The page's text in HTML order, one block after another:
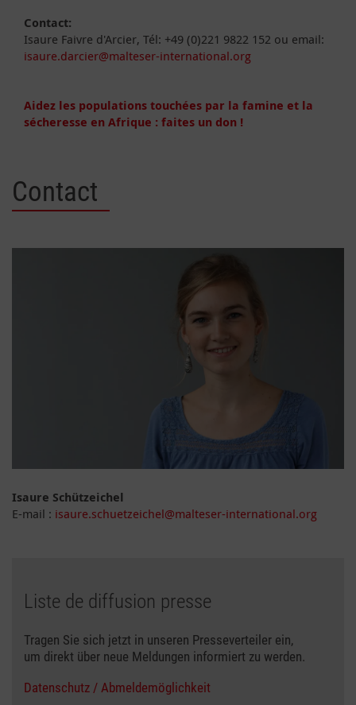
Contact:
Isaure Faivre d'Arcier, Tél: +49 (0)221 9822 152 ou email:
isaure.darcier@malteser-international.org
Aidez les populations touchées par la famine et la
sécheresse en Afrique : faites un don !
Contact
Isaure Schützeichel
E-mail : isaure.schuetzeichel@malteser-international.org
Liste de diffusion presse
Tragen Sie sich jetzt in unseren Presseverteiler ein,
um direkt über neue Meldungen informiert zu werden.
Datenschutz / Abmeldemöglichkeit